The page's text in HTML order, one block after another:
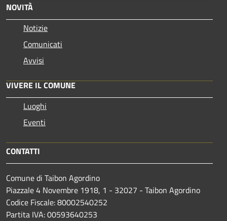
NOVITÀ
Notizie
Comunicati
Avvisi
VIVERE IL COMUNE
Luoghi
Eventi
CONTATTI
Comune di Taibon Agordino
Piazzale 4 Novembre 1918, 1 - 32027 - Taibon Agordino
Codice Fiscale: 80002540252
Partita IVA: 00593640253